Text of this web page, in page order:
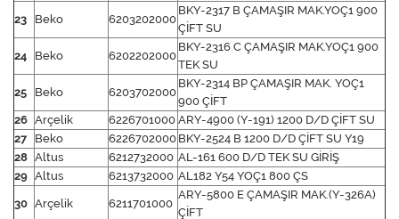
23 Beko 6203202000
BKY-2317 B ÇAMAŞIR MAK.YOÇ1 900
ÇİFT SU
24 Beko 6202202000
BKY-2316 C ÇAMAŞIR MAK.YOÇ1 900
TEK SU
25 Beko 6203702000
BKY-2314 BP ÇAMAŞIR MAK. YOÇ1
900 ÇİFT
26 Arçelik 6226701000 ARY-4900 (Y-191) 1200 D/D ÇİFT SU
27
Beko 6226702000 BKY-2524 B 1200 D/D ÇİFT SU Y19
28 Altus 6212732000 AL-161 600 D/D TEK SU GİRİŞ
29 Altus 6213732000 AL182 Y54 YOÇ1 800 ÇS
30 Arçelik 6211701000
ARY-5800 E ÇAMAŞIR MAK.(Y-326A)
ÇİFT